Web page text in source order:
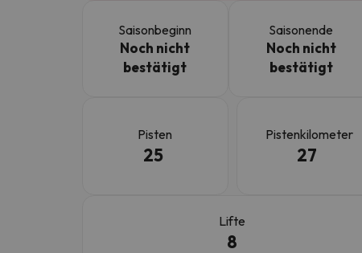
Es sieht so aus, als hätte sich unser Sucher
Saisonbeginn
Noch nicht
bestätigt
Saisonende
Noch nicht
bestätigt
Pisten
25
Pistenkilometer
27
Lifte
8